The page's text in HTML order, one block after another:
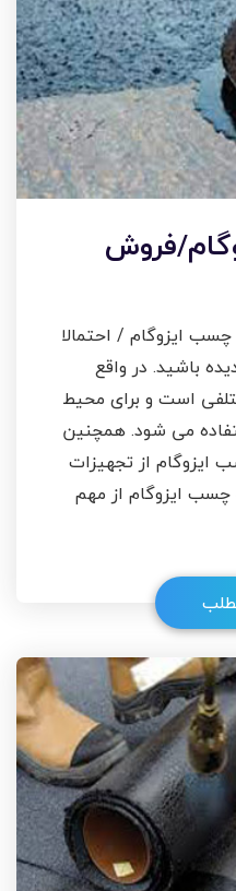
فروش
ایزوگام / احتمالا
باشید. در واقع
است و برای محیط
می شود. همچنین
ایزوگام از تجهیزات
ایزوگام از مهم